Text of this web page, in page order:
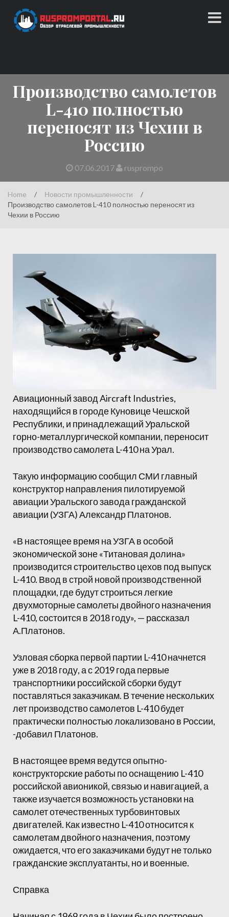
content
Производство самолетов
L-410 полностью
переносят из Чехии в
Россию
07.06.2017 rusprompo
Home / Новости промышленности
/
Производство самолетов L-410 полностью переносят из
Чехии в Россию
Авиационный завод Aircraft Industries,
находящийся в городе Куновице Чешской
Республики, и принадлежащий Уральской
горно-металлургической компании, переносит
производство самолета L-410 на Урал.
Такую информацию сообщил СМИ главный
конструктор направления пилотируемой
авиации Уральского завода гражданской
авиации (УЗГА) Александр Платонов.
«В настоящее время на УЗГА в особой
экономической зоне «Титановая долина»
производится строительство цехов под выпуск
L-410. Ввод в строй новой производственной
площадки, где будут строиться легкие
двухмоторные самолеты двойного назначения
L-410, состоится в 2018 году», — рассказал
А.Платонов.
Узловая сборка первой партии L-410 начнется
уже в 2018 году, а с 2019 года первые
транспортники российской сборки будут
поставляться заказчикам. В течение нескольких
лет производство самолетов L-410 будет
практически полностью локализовано в России,
-добавил Платонов.
В настоящее время ведутся опытно-
конструкторские работы по оснащению L-410
российской авионикой, связью и навигацией, а
также изучается возможность установки на
самолет отечественных турбовинтовых
двигателей. Как известно L-410 относится к
самолетам двойного назначения, поэтому
ожидается, что его заказчиками будут не только
гражданские эксплуатанты, но и военные.
Справка